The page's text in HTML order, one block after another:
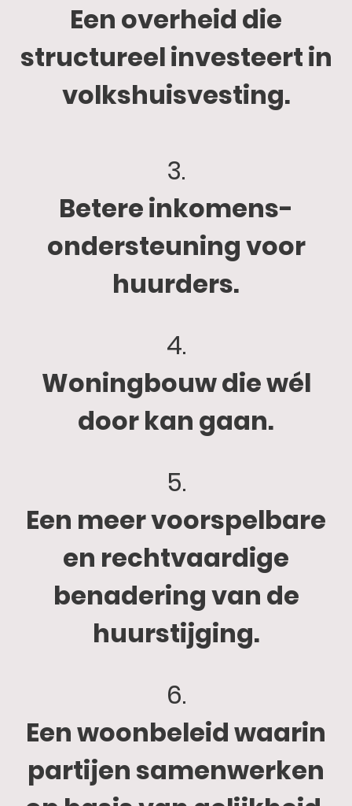
Een overheid die
structureel investeert in
volkshuisvesting.
3.
Betere inkomens-
ondersteuning voor
huurders.
4.
Woningbouw die wél
door kan gaan.
5.
Een meer voorspelbare
en rechtvaardige
benadering van de
huurstijging.
6.
Een woonbeleid waarin
partijen samenwerken